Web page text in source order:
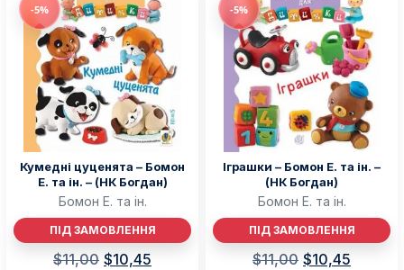
-5%
Кумедні цуценята – Бомон
Е. та ін. – (НК Богдан)
Бомон Е. та ін.
ПІД ЗАМОВЛЕННЯ
$11,00 $10,45
-5%
Іграшки – Бомон Е. та ін. –
(НК Богдан)
Бомон Е. та ін.
ПІД ЗАМОВЛЕННЯ
$11,00 $10,45